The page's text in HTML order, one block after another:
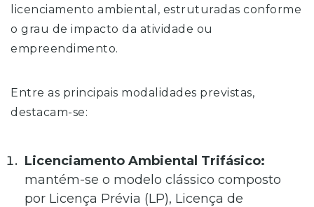
licenciamento ambiental, estruturadas conforme
o grau de impacto da atividade ou
empreendimento.
Entre as principais modalidades previstas,
destacam-se:
Licenciamento Ambiental Trifásico:
mantém-se o modelo clássico composto
por Licença Prévia (LP), Licença de